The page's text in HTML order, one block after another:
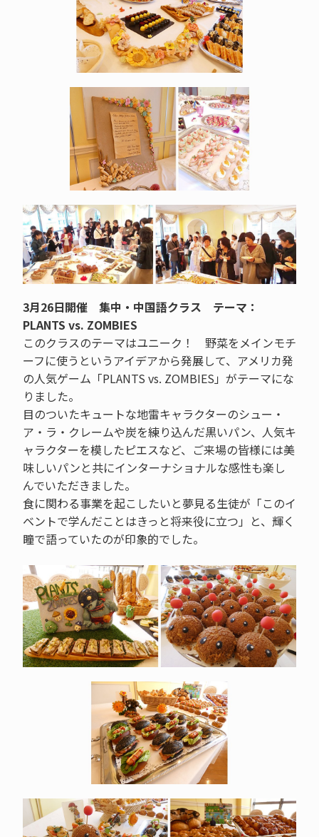
3月26日開催 集中・中国語クラス テーマ：
PLANTS vs. ZOMBIES
このクラスのテーマはユニーク！ 野菜をメインモチ
ーフに使うというアイデアから発展して、アメリカ発
の人気ゲーム「PLANTS vs. ZOMBIES」がテーマにな
りました。
目のついたキュートな地雷キャラクターのシュー・
ア・ラ・クレームや炭を練り込んだ黒いパン、人気キ
ャラクターを模したピエスなど、ご来場の皆様には美
味しいパンと共にインターナショナルな感性も楽し
んでいただきました。
食に関わる事業を起こしたいと夢見る生徒が「このイ
ベントで学んだことはきっと将来役に立つ」と、輝く
瞳で語っていたのが印象的でした。